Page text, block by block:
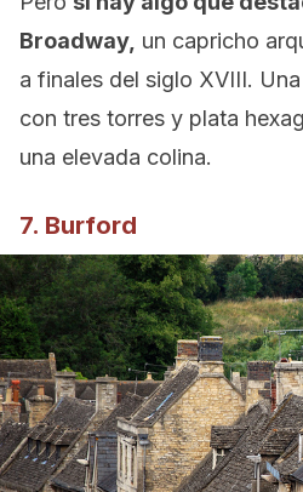
Broadway, un capricho
a finales del siglo XVIII.
con tres torres y plata
una elevada colina.
7. Burford